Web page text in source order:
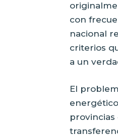
con
nacional
criterios
a un
El